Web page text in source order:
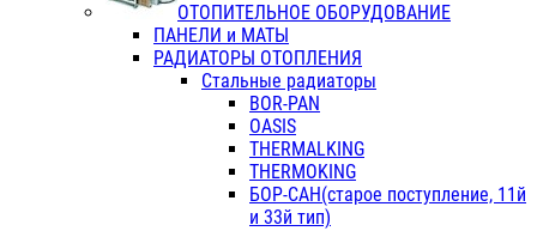
ОТОПИТЕЛЬНОЕ ОБОРУДОВАНИЕ
ПАНЕЛИ и МАТЫ
РАДИАТОРЫ ОТОПЛЕНИЯ
Стальные радиаторы
BOR-PAN
OASIS
THERMALKING
THERMOKING
БОР-САН(старое поступление, 11й
и 33й тип)